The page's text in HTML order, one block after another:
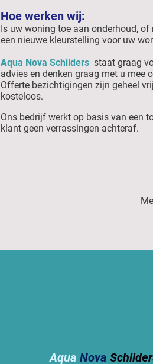
Hoe werken wij:
Is uw woning toe aan onderhoud,
een nieuwe kleurstelling voor uw
Aqua Nova Schilders staat graag
advies en denken graag met u mee
Offerte bezichtigingen zijn geheel
kosteloos.
Ons bedrijf werkt op basis van een
klant geen verrassingen achteraf.
Aqua Nova